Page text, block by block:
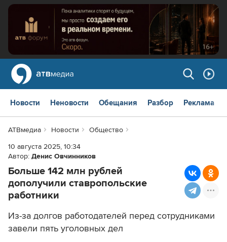
Новости Неновости Обещания Разбор Реклама
АТВмедиа Новости
Общество
10 августа 2025, 10:34
Автор: Денис Овчинников
Больше 142 млн рублей
дополучили ставропольские
работники
Из-за долгов работодателей перед сотрудниками
завели пять уголовных дел